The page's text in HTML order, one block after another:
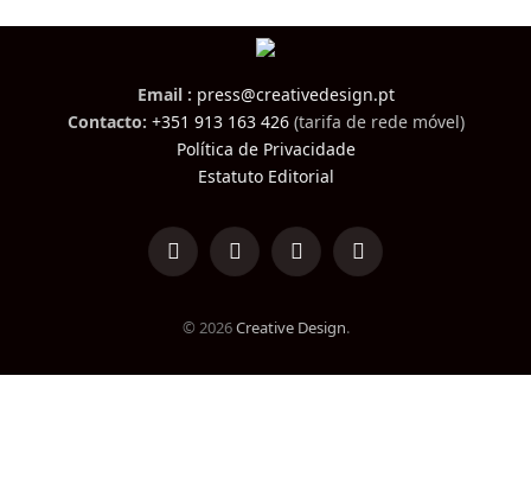
Email : press@creativedesign.pt
Contacto: +351 913 163 426(tarifa de rede móvel)
Política de Privacidade
Estatuto Editorial
LinkedInFacebookInstagramTikTok
© 2026Creative Design.